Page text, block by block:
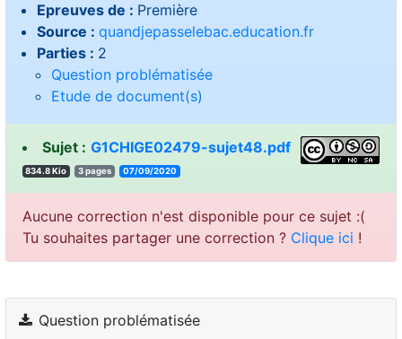
Epreuves de : Première
Source : quandjepasselebac.education.fr
Parties : 2
Question problématisée
Etude de document(s)
Sujet : G1CHIGE02479-sujet48.pdf
834.8 Kio 3 pages 07/09/2020
Aucune correction n'est disponible pour ce sujet :(
Tu souhaites partager une correction ? Clique ici !
Question problématisée